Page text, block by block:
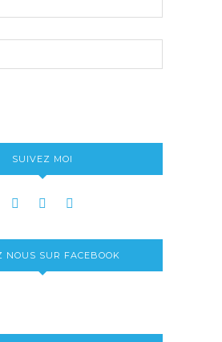
SUIVEZ MOI
NOUS SUR FACEBOOK